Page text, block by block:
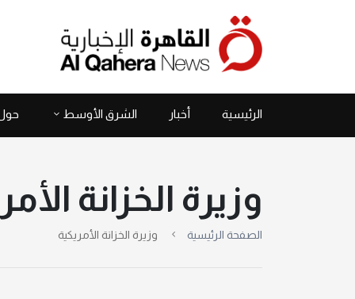
الرئيسية أخبار الشرق الأوسط
وزيرة الخزانة
الصفحة الرئيسية وزيرة الخزانة الأمريكية